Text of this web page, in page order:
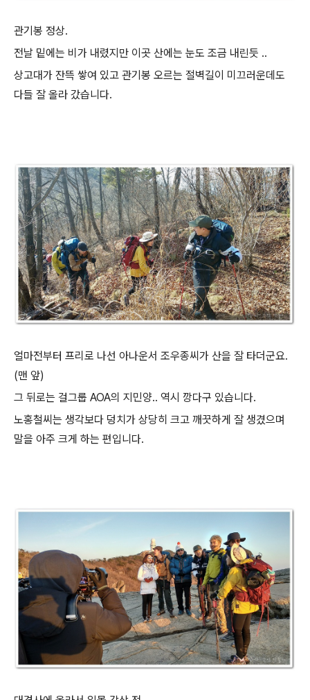
관기봉 정상.
전날 밑에는 비가 내렸지만 이곳 산에는 눈도 조금 내린듯 ..
상고대가 잔뜩 쌓여 있고 관기봉 오르는 절벽길이 미끄러운데도
다들 잘 올라 갔습니다.
얼마전부터 프리로 나선 아나운서 조우종씨가 산을 잘 타더군요.
(맨 앞)
그 뒤로는 걸그룹 AOA의 지민양.. 역시 깡다구 있습니다.
노홍철씨는 생각보다 덩치가 상당히 크고 깨끗하게 잘 생겼으며
말을 아주 크게 하는 편입니다.